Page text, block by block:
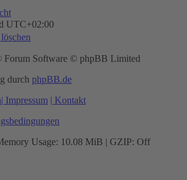
UTC+02:00
Forum Software © phpBB Limited
durch phpBB.de
| Impressum | Kontakt
Usage: 10.08 MiB | GZIP: Off